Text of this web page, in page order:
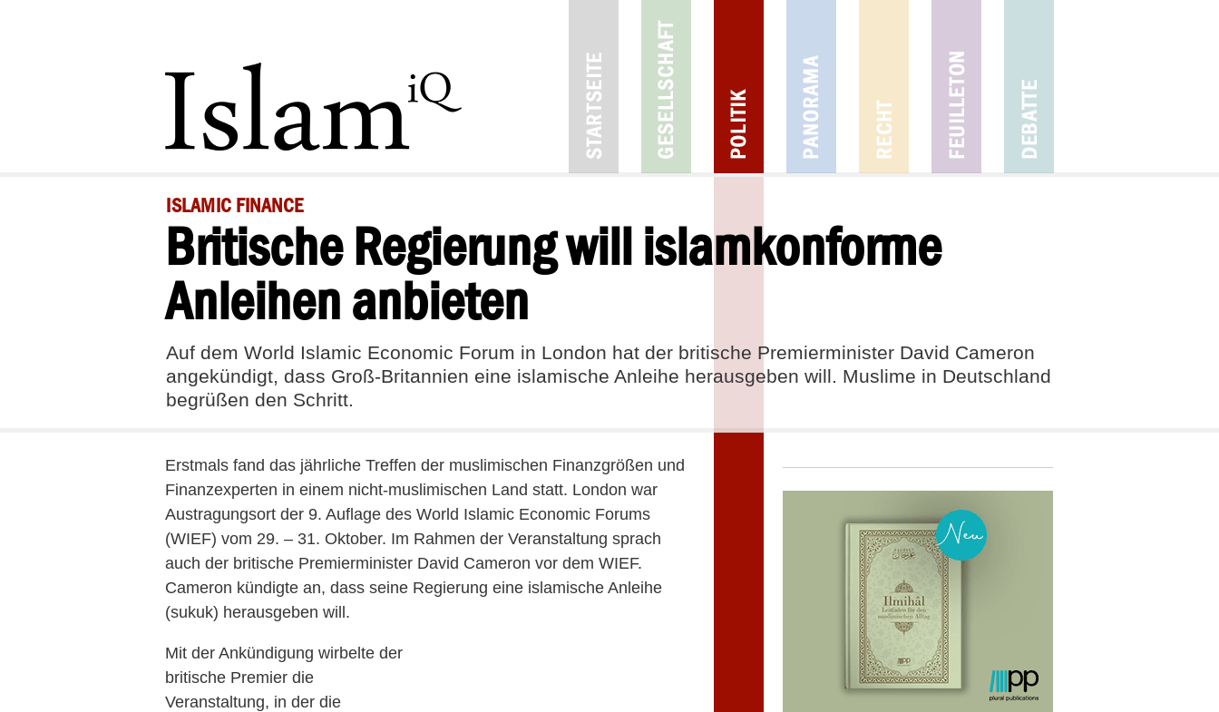
ISLAMIC FINANCE
Britische Regierung will islamkonforme
Anleihen anbieten
Auf dem World Islamic Economic Forum in London hat der britische Premierminister David Cameron
angekündigt, dass Groß-Britannien eine islamische Anleihe herausgeben will. Muslime in Deutschland
begrüßen den Schritt.
Erstmals fand das jährliche Treffen der muslimischen Finanzgrößen und
Finanzexperten in einem nicht-muslimischen Land statt. London war
Austragungsort der 9. Auflage des World Islamic Economic Forums
(WIEF) vom 29. – 31. Oktober. Im Rahmen der Veranstaltung sprach
auch der britische Premierminister David Cameron vor dem WIEF.
Cameron kündigte an, dass seine Regierung eine islamische Anleihe
(sukuk) herausgeben will.
Mit der Ankündigung wirbelte der
britische Premier die
Veranstaltung, in der die